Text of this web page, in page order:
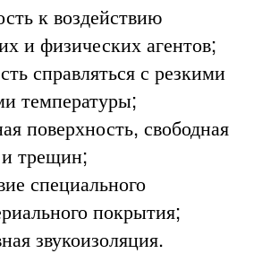
к воздействию
и физических агентов;
справляться с резкими
температуры;
поверхность, свободная
трещин;
специального
покрытия;
звукоизоляция.